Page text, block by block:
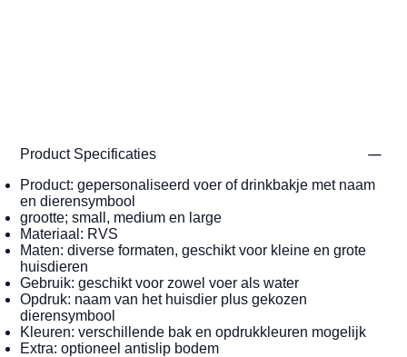
Product Specificaties
Product: gepersonaliseerd voer of drinkbakje met naam
en dierensymbool
grootte; small, medium en large
Materiaal: RVS
Maten: diverse formaten, geschikt voor kleine en grote
huisdieren
Gebruik: geschikt voor zowel voer als water
Opdruk: naam van het huisdier plus gekozen
dierensymbool
Kleuren: verschillende bak en opdrukkleuren mogelijk
Extra: optioneel antislip bodem